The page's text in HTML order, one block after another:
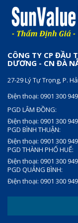
CÔNG TY CP ĐẦU
DƯƠNG - CN ĐÀ
27-29 Lý Tự Trọng, P.
Điện thoại: 0901 300 949
PGD LÂM ĐỒNG:
Điện thoại: 0901 300 949
PGD BÌNH THUẬN:
Điện thoại: 0901 300 949
PGD THÀNH PHỐ HUẾ:
Điện thoại: 0901 300 949
PGD QUẢNG BÌNH:
Điện thoại: 0901 300 949